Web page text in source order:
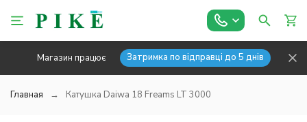
Магазин працює Затримка по відправці до 5 днів
Главная Катушка Daiwa 18 Freams LT 3000